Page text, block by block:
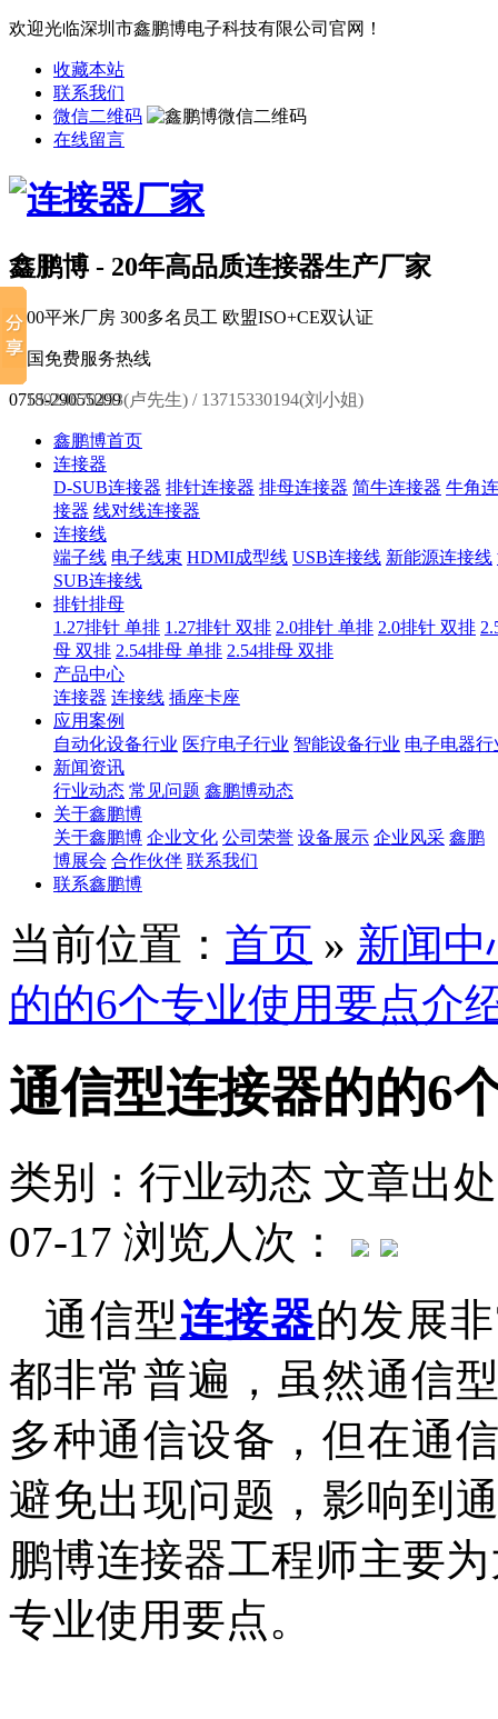
欢迎光临深圳市鑫鹏博电子科技有限公司官网！
收藏本站
联系我们
微信二维码
在线留言
鑫鹏博 - 20年高品质连接器生产厂家
6000平米厂房 300多名员工 欧盟ISO+CE双认证
全国免费服务热线
0755-29055299
18924670453(卢先生) / 13715330194(刘小姐)
鑫鹏博首页
连接器
D-SUB连接器 排针连接器 排母连接器 简牛连接器 牛角
接器 线对线连接器
连接线
端子线 电子线束 HDMI成型线 USB连接线 新能源连接线
SUB连接线
排针排母
1.27排针 单排 1.27排针 双排 2.0排针 单排 2.0排针 双排
母 双排 2.54排母 单排 2.54排母 双排
产品中心
连接器 连接线 插座卡座
应用案例
自动化设备行业 医疗电子行业 智能设备行业 电子电器行
新闻资讯
行业动态 常见问题 鑫鹏博动态
关于鑫鹏博
关于鑫鹏博 企业文化 公司荣誉 设备展示 企业风采 鑫鹏
博展会 合作伙伴 联系我们
联系鑫鹏博
当前位置： 首页 » 新闻中
的的6个专业使用要点介
通信型连接器的的6
类别：行业动态 文章出
07-17 浏览人次：
通信型连接器的发展
都非常普遍，虽然通信
多种通信设备，但在通
避免出现问题，影响到
鹏博连接器工程师主要
专业使用要点。